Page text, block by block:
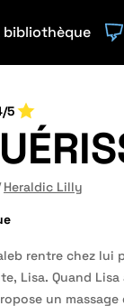
bibliothèque
5
Heraldic Lilly
rentre chez lui
Lisa. Quand
un